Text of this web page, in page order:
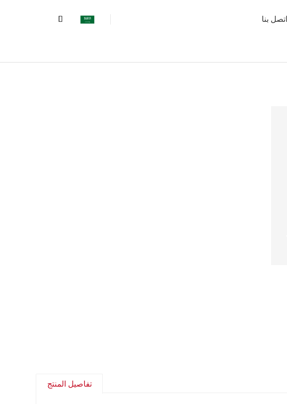
اتصل بنا
تفاصيل المنتج